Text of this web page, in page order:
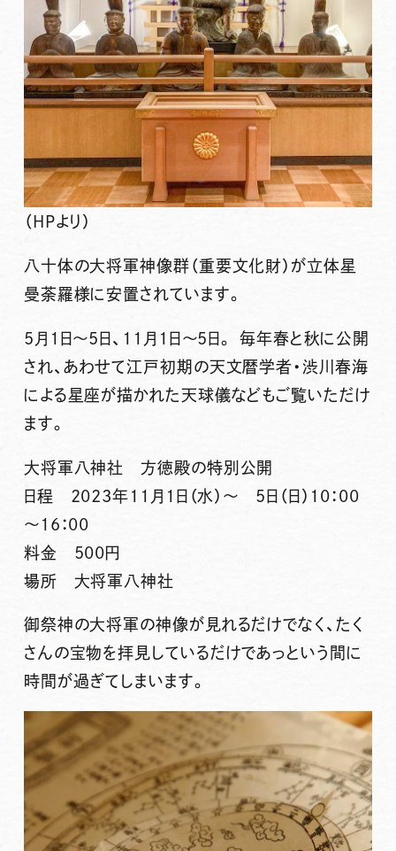
（HPより）
八十体の大将軍神像群（重要文化財）が立体星
曼荼羅様に安置されています。
5月1日～5日、11月1日～5日。 毎年春と秋に公開
され、あわせて江戸初期の天文暦学者・渋川春海
による星座が描かれた天球儀などもご覧いただけ
ます。
大将軍八神社 方徳殿の特別公開
日程 2023年11月1日（水）〜 5日（日）10：00
～16：00
料金 500円
場所 大将軍八神社
御祭神の大将軍の神像が見れるだけでなく、たく
さんの宝物を拝見しているだけであっという間に
時間が過ぎてしまいます。